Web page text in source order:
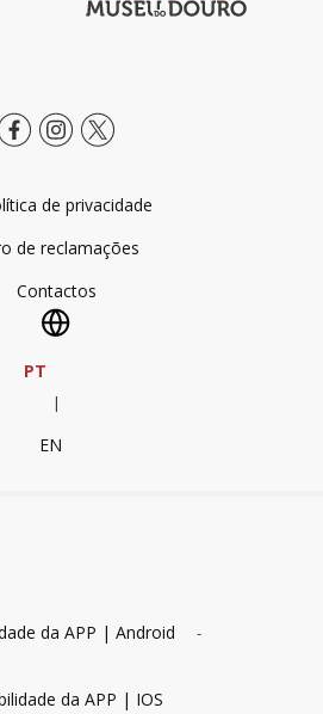
de privacidade
de reclamações
Contactos
PT
|
EN
da APP | Android -
da APP | IOS